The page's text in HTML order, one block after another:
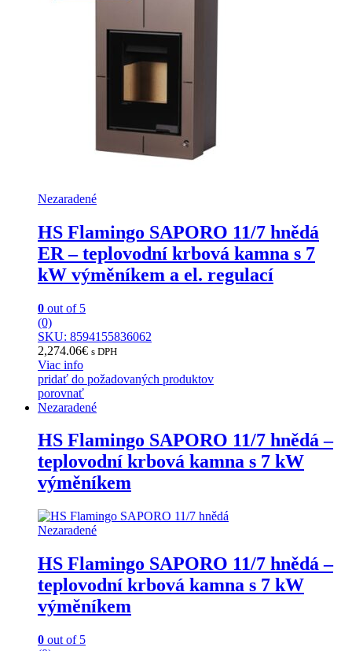
Nezaradené
HS Flamingo SAPORO 11/7 hnědá
ER – teplovodní krbová kamna s 7
kW výměníkem a el. regulací
0 out of 5
(0)
SKU: 8594155836062
2,274.06€ s DPH
Viac info
pridať do požadovaných produktov
porovnať
Nezaradené
HS Flamingo SAPORO 11/7 hnědá –
teplovodní krbová kamna s 7 kW
výměníkem
Nezaradené
HS Flamingo SAPORO 11/7 hnědá –
teplovodní krbová kamna s 7 kW
výměníkem
0 out of 5